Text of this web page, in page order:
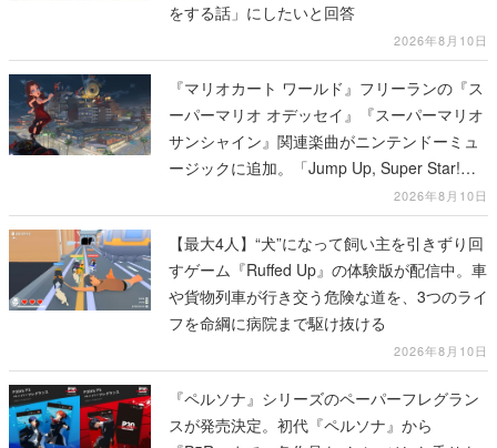
をする話」にしたいと回答
2026年8月10日
『マリオカート ワールド』フリーランの『ス
ーパーマリオ オデッセイ』『スーパーマリオ
サンシャイン』関連楽曲がニンテンドーミュ
ージックに追加。「Jump Up, Super Star!」
「ドルピックタウン」など計14曲が配信
2026年8月10日
【最大4人】“犬”になって飼い主を引きずり回
すゲーム『Ruffed Up』の体験版が配信中。車
や貨物列車が行き交う危険な道を、3つのライ
フを命綱に病院まで駆け抜ける
2026年8月10日
『ペルソナ』シリーズのペーパーフレグラン
スが発売決定。初代『ペルソナ』から